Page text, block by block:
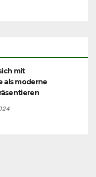
mit
als moderne